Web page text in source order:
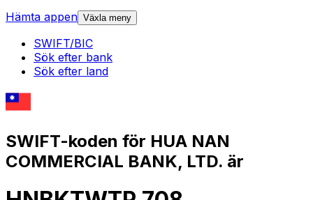
Hämta appen Växla meny
SWIFT/BIC
Sök efter bank
Sök efter land
SWIFT-koden för HUA NAN
COMMERCIAL BANK, LTD. är